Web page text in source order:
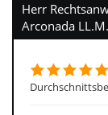
Herr
Arconada LL.M.